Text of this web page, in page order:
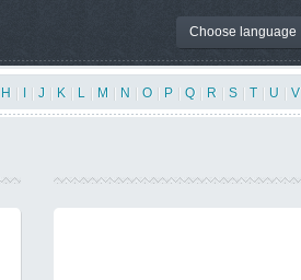
Choose language
H J K L M N O P Q R S T U V